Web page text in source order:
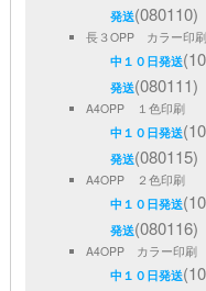
発送(080110)
長３OPP カラー印刷
中１０日発送
発送(080111)
A4OPP １色印刷
中１０日発送
発送(080115)
A4OPP ２色印刷
中１０日発送
発送(080116)
A4OPP カラー印刷
中１０日発送